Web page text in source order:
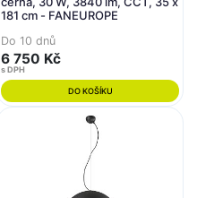
181 cm - FANEUROPE
Do 10 dnů
6 750 Kč
s DPH
DO KOŠÍKU